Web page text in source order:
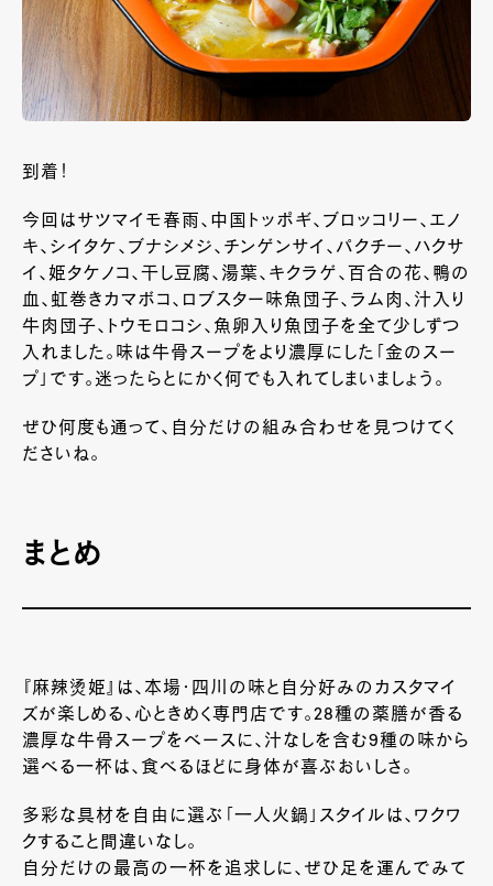
到着！
今回はサツマイモ春雨、中国トッポギ、ブロッコリー、エノ
キ、シイタケ、ブナシメジ、チンゲンサイ、パクチー、ハクサ
イ、姫タケノコ、干し豆腐、湯葉、キクラゲ、百合の花、鴨の
血、虹巻きカマボコ、ロブスター味魚団子、ラム肉、汁入り
牛肉団子、トウモロコシ、魚卵入り魚団子を全て少しずつ
入れました。味は牛骨スープをより濃厚にした「金のスー
プ」です。迷ったらとにかく何でも入れてしまいましょう。
ぜひ何度も通って、自分だけの組み合わせを見つけてく
ださいね。
まとめ
『麻辣烫姫』は、本場・四川の味と自分好みのカスタマイ
ズが楽しめる、心ときめく専門店です。28種の薬膳が香る
濃厚な牛骨スープをベースに、汁なしを含む9種の味から
選べる一杯は、食べるほどに身体が喜ぶおいしさ。
多彩な具材を自由に選ぶ「一人火鍋」スタイルは、ワクワ
クすること間違いなし。
自分だけの最高の一杯を追求しに、ぜひ足を運んでみて